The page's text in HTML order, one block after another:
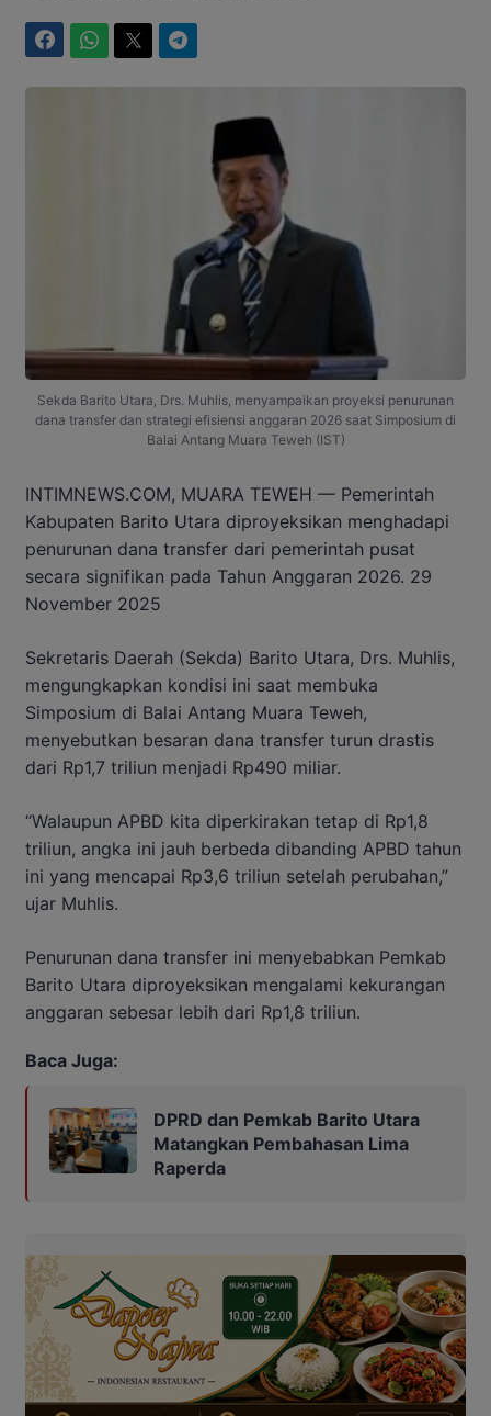
Sekda Barito Utara, Drs. Muhlis, menyampaikan proyeksi penurunan
dana transfer dan strategi efisiensi anggaran 2026 saat Simposium di
Balai Antang Muara Teweh (IST)
INTIMNEWS.COM, MUARA TEWEH — Pemerintah
Kabupaten Barito Utara diproyeksikan menghadapi
penurunan dana transfer dari pemerintah pusat
secara signifikan pada Tahun Anggaran 2026. 29
November 2025
Sekretaris Daerah (Sekda) Barito Utara, Drs. Muhlis,
mengungkapkan kondisi ini saat membuka
Simposium di Balai Antang Muara Teweh,
menyebutkan besaran dana transfer turun drastis
dari Rp1,7 triliun menjadi Rp490 miliar.
“Walaupun APBD kita diperkirakan tetap di Rp1,8
triliun, angka ini jauh berbeda dibanding APBD tahun
ini yang mencapai Rp3,6 triliun setelah perubahan,”
ujar Muhlis.
Penurunan dana transfer ini menyebabkan Pemkab
Barito Utara diproyeksikan mengalami kekurangan
anggaran sebesar lebih dari Rp1,8 triliun.
Baca Juga:
DPRD dan Pemkab Barito Utara
Matangkan Pembahasan Lima
Raperda